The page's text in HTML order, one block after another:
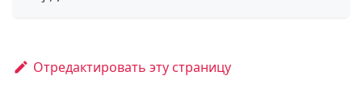
Отредактировать эту страницу